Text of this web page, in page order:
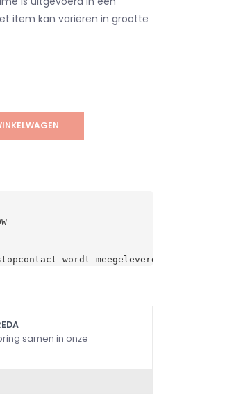
item kan variëren in grootte
wordt meegeleverd.
samen in onze